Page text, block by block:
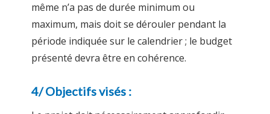
même n’a pas de durée minimum ou
maximum, mais doit se dérouler pendant la
période indiquée sur le calendrier ; le budget
présenté devra être en cohérence.
4/ Objectifs visés :